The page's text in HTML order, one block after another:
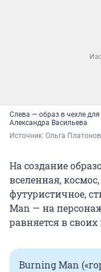
Слева — образ в чехле
Александра Васильева
Источник: Ольга
На создание
вселенная,
футуристичное,
Man — на
равняется в
Burning Man